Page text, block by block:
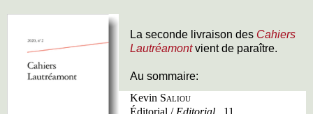
La seconde livraison des Cahiers
Lautréamont vient de paraître.
Au sommaire:
Kevin Saliou
Éditorial / Editorial
11